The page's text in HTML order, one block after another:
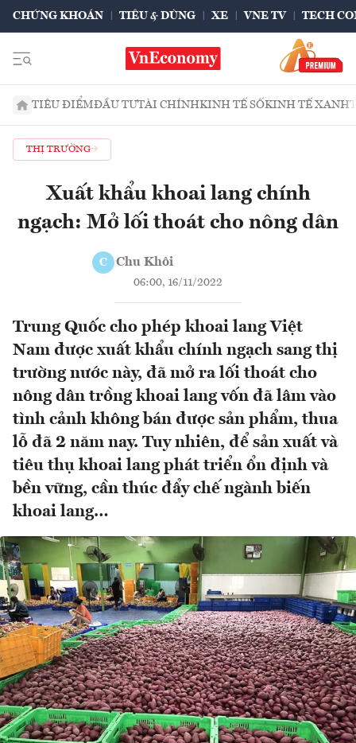
CHỨNG KHOÁN TIÊU & DÙNG XE VNE TV TECH
TIÊU ĐIỂMĐẦU TƯTÀI CHÍNHKINH TẾ SỐKINH TẾ XANH
THỊ TRƯỜNG
Xuất khẩu khoai lang chính
ngạch: Mở lối thoát cho nông dân
C Chu Khôi
06:00, 16/11/2022
Trung Quốc cho phép khoai lang Việt
Nam được xuất khẩu chính ngạch sang thị
trường nước này, đã mở ra lối thoát cho
nông dân trồng khoai lang vốn đã lâm vào
tình cảnh không bán được sản phẩm, thua
lỗ đã 2 năm nay. Tuy nhiên, để sản xuất và
tiêu thụ khoai lang phát triển ổn định và
bền vững, cần thúc đẩy chế ngành biến
khoai lang…